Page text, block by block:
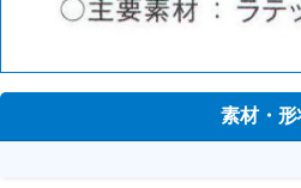
素材・形